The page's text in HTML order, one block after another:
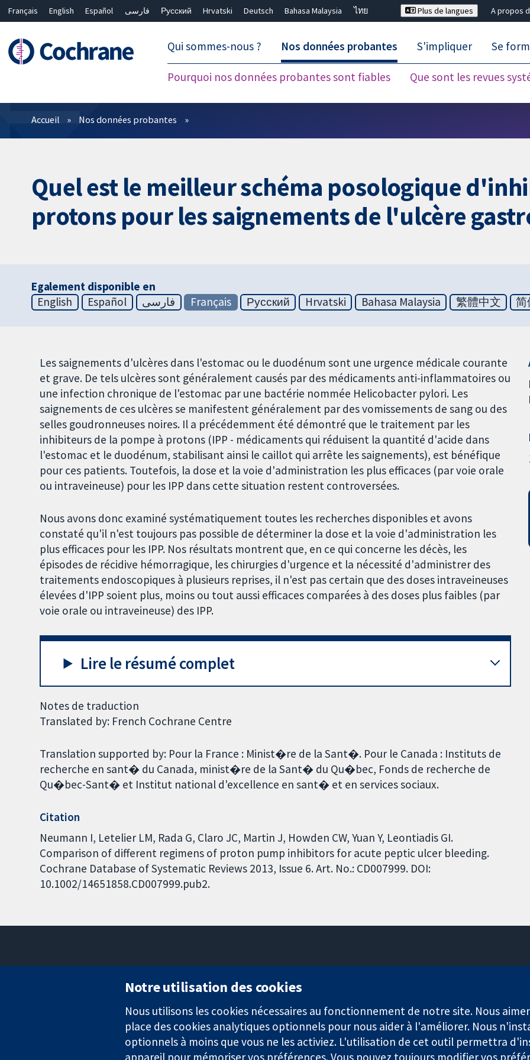
Français English Español فارسی Русский Hrvatski Deutsch Bahasa Malaysia
ไทย
Plus de langues A propos
Qui sommes-nous ? Nos données probantes
Pourquoi nos données probantes sont fiables Que sont les revues
S'impliquer Se
Filtres
Accueil Nos données probantes
Quel est le meilleur schéma posologique
protons pour les saignements de l'ulcère
Egalement disponible en
English
Español فارسی Français Русский Hrvatski Bahasa Malaysia 繁體中文 简
Les saignements d'ulcères dans l'estomac ou le duodénum sont une urgence médicale courante
et grave. De tels ulcères sont généralement causés par des médicaments anti-inflammatoires ou
une infection chronique de l'estomac par une bactérie nommée Helicobacter pylori. Les
saignements de ces ulcères se manifestent généralement par des vomissements de sang ou des
selles goudronneuses noires. Il a précédemment été démontré que le traitement par les
inhibiteurs de la pompe à protons (IPP - médicaments qui réduisent la quantité d'acide dans
l'estomac et le duodénum, stabilisant ainsi le caillot qui arrête les saignements), est bénéfique
pour ces patients. Toutefois, la dose et la voie d'administration les plus efficaces (par voie orale
ou intraveineuse) pour les IPP dans cette situation restent controversées.
Nous avons donc examiné systématiquement toutes les recherches disponibles et avons
constaté qu'il n'est toujours pas possible de déterminer la dose et la voie d'administration les
plus efficaces pour les IPP. Nos résultats montrent que, en ce qui concerne les décès, les
épisodes de récidive hémorragique, les chirurgies d'urgence et la nécessité d'administrer des
traitements endoscopiques à plusieurs reprises, il n'est pas certain que des doses intraveineuses
élevées d'IPP soient plus, moins ou tout aussi efficaces comparées à des doses plus faibles (par
voie orale ou intraveineuse) des IPP.
Lire le résumé complet
Notes de traduction
Translated by: French Cochrane Centre
Translation supported by: Pour la France : Minist�re de la Sant�. Pour le Canada : Instituts de
recherche en sant� du Canada, minist�re de la Sant� du Qu�bec, Fonds de recherche de
Qu�bec-Sant� et Institut national d'excellence en sant� et en services sociaux.
Citation
Neumann I, Letelier LM, Rada G, Claro JC, Martin J, Howden CW, Yuan Y, Leontiadis GI.
Comparison of different regimens of proton pump inhibitors for acute peptic ulcer bleeding.
Cochrane Database of Systematic Reviews 2013, Issue 6. Art. No.: CD007999. DOI:
10.1002/14651858.CD007999.pub2.
Londres
Royaume-Uni
Notre utilisation des cookies
Nous utilisons les cookies nécessaires au fonctionnement de notre site. Nous
place des cookies analytiques optionnels pour nous aider à l'améliorer. Nous
optionnels à moins que vous ne les activiez. L'utilisation de cet outil permettra
appareil pour mémoriser vos préférences. Vous pouvez toujours modifier vos